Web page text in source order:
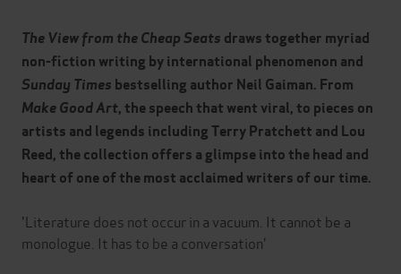
The View from the Cheap Seats draws together myriad
non-fiction writing byinternational phenomenon and
Sunday Times bestselling author Neil Gaiman. From
Make Good Art, thespeech that went viral, to pieces on
artists and legends including Terry Pratchett and Lou
Reed, the collection offers a glimpse into the head and
heart of one of the most acclaimed writers of our time.
'Literature does not occur in a vacuum. It cannot be a
monologue. It has to be a conversation'